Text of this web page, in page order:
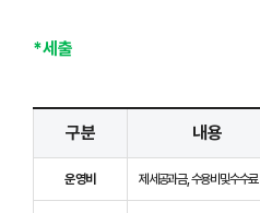
*세출
구분 내용
운영비 제세공과금, 수용비및수수료